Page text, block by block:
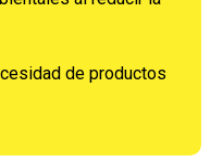
de productos